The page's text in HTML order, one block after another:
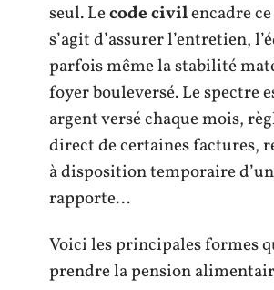
seul. Lecode civilencadre
s’agit d’assurer l’entretien,
parfois même la stabilité
foyer bouleversé. Le spectre
argent versé chaque mois,
direct de certaines factures,
à disposition temporaire
rapporte…
Voici les principales formes
prendre la pension